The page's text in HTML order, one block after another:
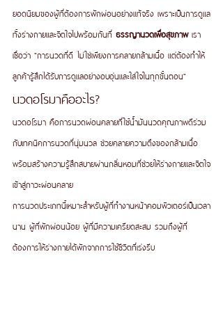
ยอดนิยมของผู้ที่ต้องการพักผ่อนอย่างแท้จริง เพราะเป็นการดูแล
ทั้งร่างกายและจิตใจไปพร้อมกันที่ ธรรญานวดเพื่อสุขภาพ เรา
เชื่อว่า "การนวดที่ดี ไม่ใช่เพียงการคลายกล้ามเนื้อ แต่ต้องทำให้
ลูกค้ารู้สึกได้รับการดูแลอย่างอบอุ่นและใส่ใจในทุกขั้นตอน"
นวดอโรมาคืออะไร?
นวดอโรมา คือการนวดผ่อนคลายที่ใช้น้ำมันนวดคุณภาพดีร่วม
กับเทคนิคการนวดที่นุ่มนวล ช่วยคลายความตึงของกล้ามเนื้อ
พร้อมสร้างความรู้สึกสบายผ่านกลิ่นหอมที่ช่วยให้ร่างกายและจิตใจ
เข้าสู่ภาวะผ่อนคลาย
การนวดประเภทนี้เหมาะสำหรับผู้ที่ทำงานหน้าคอมพิวเตอร์เป็นเวลา
นาน ผู้ที่พักผ่อนน้อย ผู้ที่มีความเครียดสะสม รวมถึงผู้ที่
ต้องการให้ร่างกายได้พักจากการใช้ชีวิตที่เร่งรีบ